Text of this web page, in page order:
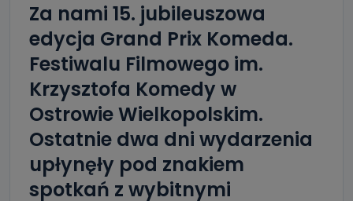
Za nami 15. jubileuszowa
edycja Grand Prix Komeda.
Festiwalu Filmowego im.
Krzysztofa Komedy w
Ostrowie Wielkopolskim.
Ostatnie dwa dni wydarzenia
upłynęły pod znakiem
spotkań z wybitnymi